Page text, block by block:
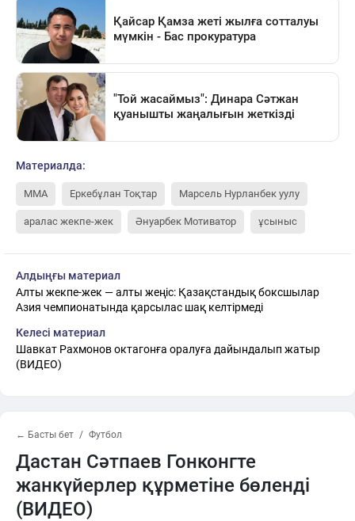
Материалда:
MMA Еркебұлан Тоқтар Марсель Нурланбек уулу
аралас жекпе-жек Әнуарбек Мотиватор ұсыныс
Алдыңғы материал
Алты жекпе-жек — алты жеңіс: Қазақстандық боксшылар
Азия чемпионатында қарсылас шақ келтірмеді
Келесі материал
Шавкат Рахмонов октагонға оралуға дайындалып жатыр
(ВИДЕО)
← Басты бет Футбол
Дастан Сәтпаев Гонконгте
жанкүйерлер құрметіне бөленді
(ВИДЕО)